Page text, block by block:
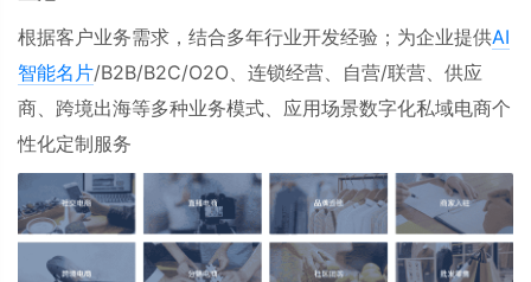
根据客户业务需求，结合多年行业开发经验；为企业提供AI
智能名片/B2B/B2C/O2O、连锁经营、自营/联营、供应
商、跨境出海等多种业务模式、应用场景数字化私域电商个
性化定制服务